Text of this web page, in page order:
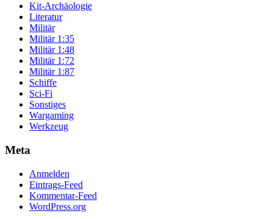
Kit-Archäologie
Literatur
Militär
Militär 1:35
Militär 1:48
Militär 1:72
Militär 1:87
Schiffe
Sci-Fi
Sonstiges
Wargaming
Werkzeug
Meta
Anmelden
Eintrags-Feed
Kommentar-Feed
WordPress.org